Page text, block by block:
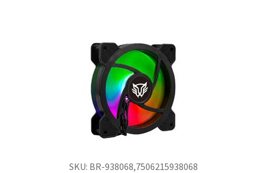
SKU: BR-938068,7506215938068